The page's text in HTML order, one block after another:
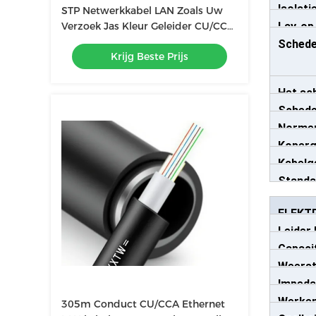
STP Netwerkkabel LAN Zoals Uw
Verzoek Jas Kleur Geleider CU/CCA
voor Stabiele Netwerkprestaties
Krijg Beste Prijs
305m Conduct CU/CCA Ethernet
Lay-op
Het
ng
Leider